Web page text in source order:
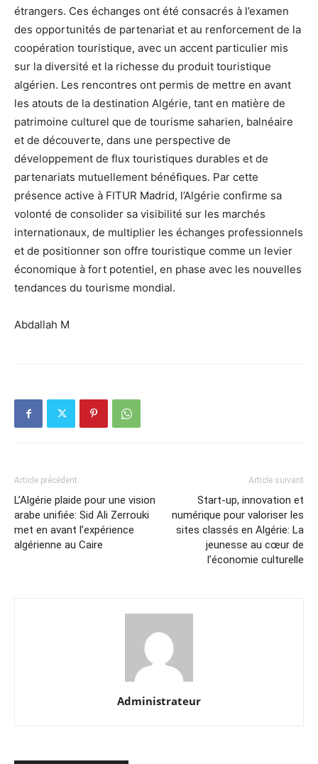
étrangers. Ces échanges ont été consacrés à l’examen
des opportunités de partenariat et au renforcement de la
coopération touristique, avec un accent particulier mis
sur la diversité et la richesse du produit touristique
algérien. Les rencontres ont permis de mettre en avant
les atouts de la destination Algérie, tant en matière de
patrimoine culturel que de tourisme saharien, balnéaire
et de découverte, dans une perspective de
développement de flux touristiques durables et de
partenariats mutuellement bénéfiques. Par cette
présence active à FITUR Madrid, l’Algérie confirme sa
volonté de consolider sa visibilité sur les marchés
internationaux, de multiplier les échanges professionnels
et de positionner son offre touristique comme un levier
économique à fort potentiel, en phase avec les nouvelles
tendances du tourisme mondial.
Abdallah M
Article précédent
L’Algérie plaide pour une vision
arabe unifiée: Sid Ali Zerrouki
met en avant l’expérience
algérienne au Caire
Article suivant
Start-up, innovation et
numérique pour valoriser les
sites classés en Algérie: La
jeunesse au cœur de
l’économie culturelle
Administrateur